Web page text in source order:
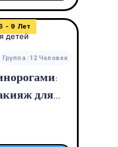
- 9 Лет
Группа : 12 Человек
для